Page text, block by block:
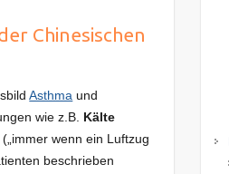
Chinesischen
Asthma und
wie z.B. Kälte
(„immer wenn ein Luftzug
beschrieben